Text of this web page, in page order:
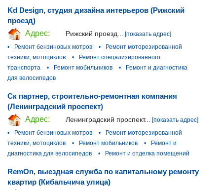
Kd Design, студия дизайна интерьеров (Рижский
проезд)
Адрес:
Рижский проезд... [показать адрес]
•
Ремонт бензиновых мотров •
Ремонт моторезированной
техники, мотоциклов
•
Ремонт спецализированного
транспорта
• Ремонт мобильников •
Ремонт и диагностика
для велосипедов
Ск партнер, строительно-ремонтная компания
(Ленинградский проспект)
Адрес:
Ленинградский проспект... [показать адрес]
•
Ремонт бензиновых мотров •
Ремонт моторезированной
техники, мотоциклов
• Ремонт мобильников •
Ремонт и
диагностика для велосипедов
• Ремонт и отделка помещений
RemOn, выездная служба по капитальному ремонту
квартир (Кибальчича улица)